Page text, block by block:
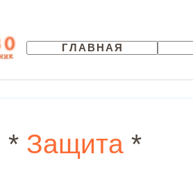
ГЛАВНАЯ
* Защита *